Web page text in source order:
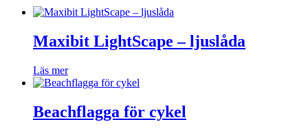
Maxibit LightScape – ljuslåda
Läs mer
Beachflagga för cykel